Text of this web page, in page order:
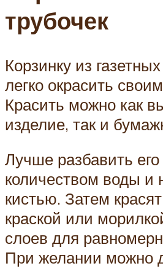
трубочек
Корзинку из
легко окрасить
Красить можно как
изделие, так и
Лучше разбавить
количеством воды и
кистью. Затем
краской или
слоев для
При желании можно